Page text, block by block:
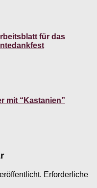
für das
mit “Kastanien”
Erforderliche